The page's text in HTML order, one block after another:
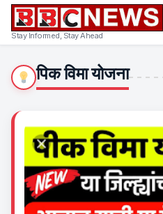
Stay Informed, Stay Ahead
पिक विमा योजना